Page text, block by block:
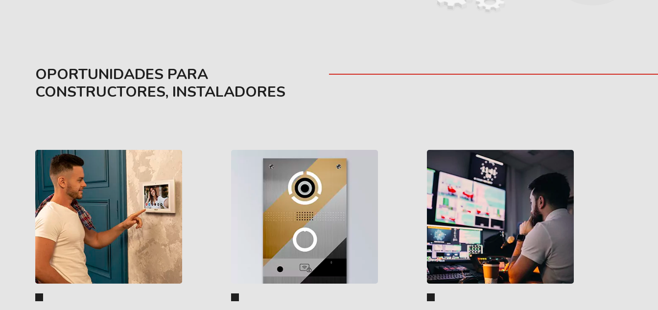
OPORTUNIDADES PARA
CONSTRUCTORES, INSTALADORES